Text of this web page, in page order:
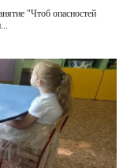
"Чтоб опасностей